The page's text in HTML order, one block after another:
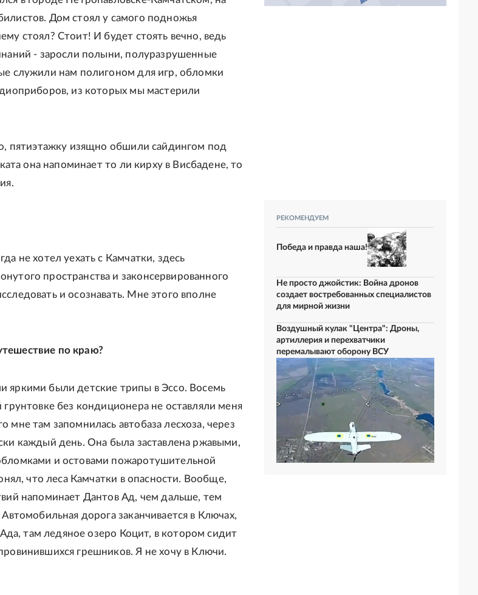
Дом стоял у самого подножья
стоял? Стоит! И будет стоять вечно, ведь
- заросли полыни, полуразрушенные
служили нам полигоном для игр, обломки
из которых мы мастерили
пятиэтажку изящно обшили сайдингом под
она напоминает то ли кирху в Висбадене, то
не хотел уехать с Камчатки, здесь
пространства и законсервированного
и осознавать. Мне этого вполне
по краю?
яркими были детские трипы в Эссо. Восемь
без кондиционера не оставляли меня
там запомнилась автобаза лесхоза, через
каждый день. Она была заставлена ржавыми,
и остовами пожаротушительной
что леса Камчатки в опасности. Вообще,
напоминает Дантов Ад, чем дальше, тем
дорога заканчивается в Ключах,
там ледяное озеро Коцит, в котором сидит
грешников. Я не хочу в Ключи.
РЕКОМЕНДУЕМ
Победа и правда наша!
Не просто джойстик: Война дронов
создает востребованных специалистов
для мирной жизни
Воздушный кулак "Центра": Дроны,
артиллерия и перехватчики
перемалывают оборону ВСУ